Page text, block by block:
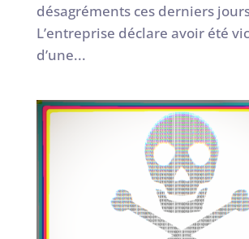
désagréments ces derniers
L’entreprise déclare avoir été
d’une...